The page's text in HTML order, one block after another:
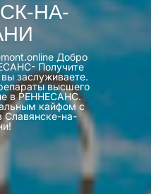
НА-
Добро
Получите
заслуживаете.
высшего
в РЕННЕСАНС.
кайфом с
на-